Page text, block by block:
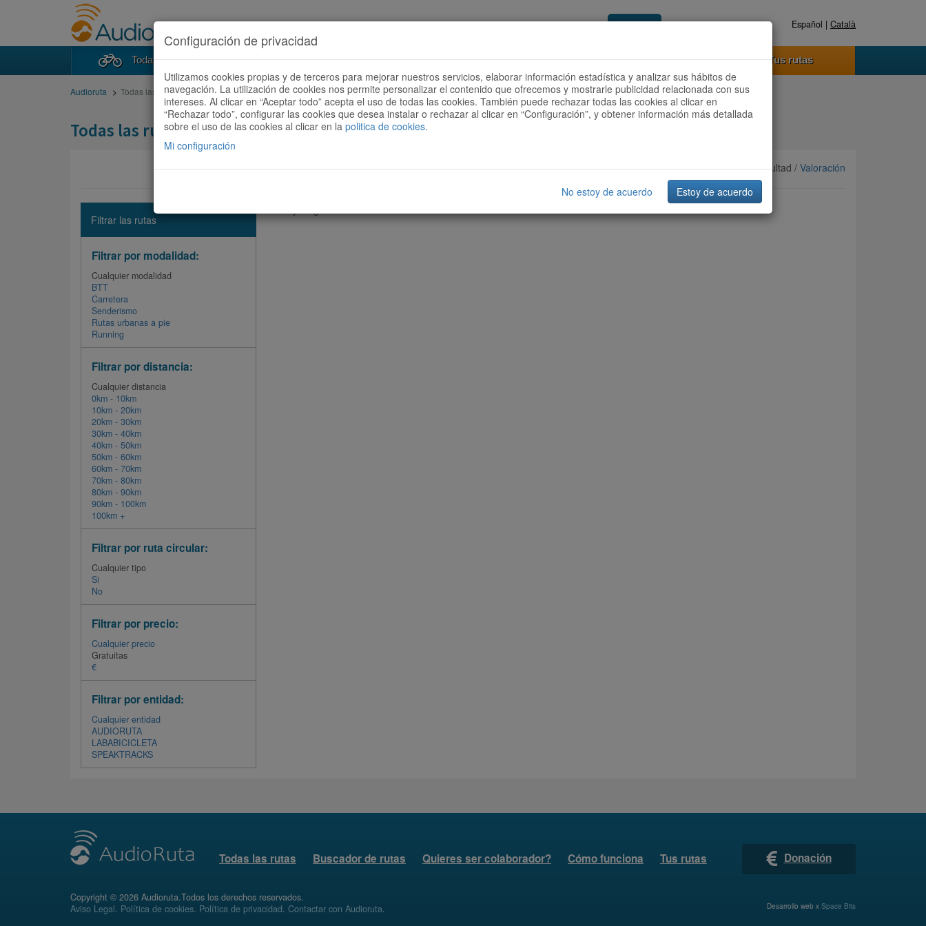
Acceder Registrate ahora Español | Català
Todas las rutas Buscador de rutas Quieres ser colaborador? Cómo funciona Tus rutas
Audioruta Todas las rutas
Todas las rutas
Ordenar por:Más recientes/ Dificultad / Valoración
Filtrar las rutas
Filtrar por modalidad:
Cualquier modalidad
BTT
Carretera
Senderismo
Rutas urbanas a pie
Running
Filtrar por distancia:
Cualquier distancia
0km - 10km
10km - 20km
20km - 30km
30km - 40km
40km - 50km
50km - 60km
60km - 70km
70km - 80km
80km - 90km
90km - 100km
100km +
Filtrar por ruta circular:
Cualquier tipo
Si
No
Filtrar por precio:
Cualquier precio
Gratuitas
€
Filtrar por entidad:
Cualquier entidad
AUDIORUTA
LABABICICLETA
SPEAKTRACKS
Todas las rutas Buscador de rutas Quieres ser colaborador? Cómo funciona Tus rutas Donación
Copyright © 2026 Audioruta.Todos los derechos reservados.
Aviso Legal. Política de cookies. Política de privacidad. Contactar con Audioruta. Desarrollo web x Space Bits
Configuración de privacidad
Utilizamos cookies propias y de terceros para mejorar nuestros servicios, elaborar información estadística y analizar sus hábitos de
navegación. La utilización de cookies nos permite personalizar el contenido que ofrecemos y mostrarle publicidad relacionada con sus
intereses. Al clicar en “Aceptar todo” acepta el uso de todas las cookies. También puede rechazar todas las cookies al clicar en
“Rechazar todo”, configurar las cookies que desea instalar o rechazar al clicar en “Configuración”, y obtener información más detallada
sobre el uso de las cookies al clicar en la politica de cookies.
Mi configuración
No estoy de acuerdo Estoy de acuerdo